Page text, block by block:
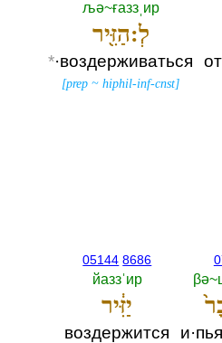
љә~ғаззˌир
לְ:הַזִּ֖יר
*·воздерживаться
[prep ~hiphil-inf-cnst]
05144 8686
йаззˈир
יַזִּ֔יר
воздержится